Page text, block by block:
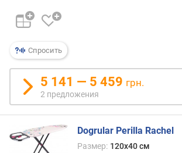
Спросить
5 141 — 5 459 грн.
2 предложения
Dogrular Perilla Rachel
Размер: 120x40 см